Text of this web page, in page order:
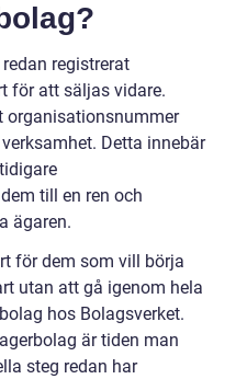
registrerat
för att säljas vidare.
organisationsnummer
Detta innebär
till en ren och
ägaren.
för dem som vill börja
utan att gå igenom hela
hos Bolagsverket.
är tiden man
steg redan har